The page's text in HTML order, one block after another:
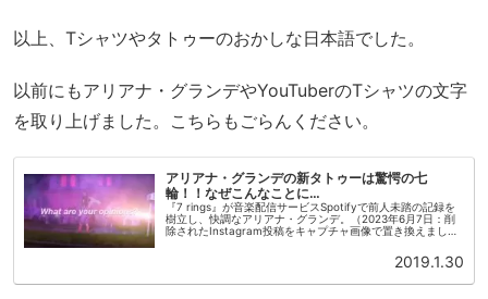
以上、Tシャツやタトゥーのおかしな日本語でした。
以前にもアリアナ・グランデやYouTuberのTシャツの文字
を取り上げました。こちらもごらんください。
アリアナ・グランデの新タトゥーは驚愕の七
輪！！なぜこんなことに…
『7 rings』が音楽配信サービスSpotifyで前人未踏の記録を
樹立し、快調なアリアナ・グランデ。（2023年6月7日：削
除されたInstagram投稿をキャプチャ画像で置き換えまし
2019.1.30